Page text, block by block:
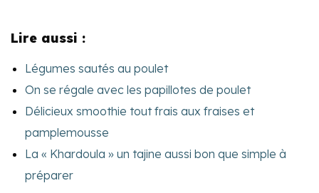
Lire aussi :
Légumes sautés au poulet
On se régale avec les papillotes de poulet
Délicieux smoothie tout frais aux fraises et
pamplemousse
La « Khardoula » un tajine aussi bon que simple à
préparer